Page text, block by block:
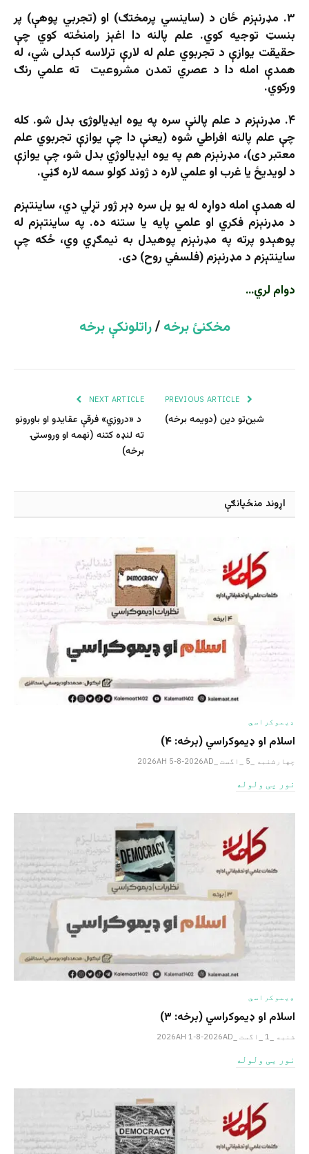
۳. مډرنېزم ځان د (ساینسي پرمختګ) او (تجربي پوهې) پر
بنسټ توجیه کوي. علم پالنه دا اغېز رامنځته کوي چې
حقیقت یوازې د تجربوي علم له لارې ترلاسه کېدلی شي، له
همدې امله دا د عصري تمدن مشروعیت ته علمي رنګ
ورکوي.
۴. مډرنېزم د علم پالنې سره په یوه ایډیالوژۍ بدل شو. کله
چې علم پالنه افراطي شوه (یعنې دا چې یوازې تجربوي علم
معتبر دی)، مډرنېزم هم په یوه ایډیالوژي بدل شو، چې یوازې
د لویدیځ یا غرب او علمي لاره د ژوند کولو سمه لاره ګڼي.
له همدې امله دواړه له یو بل سره ډېر ژور تړلي دي، ساینتېزم
د مډرنېزم فکري او علمي پایه یا ستنه ده. په ساینتېزم له
پوهېدو پرته په مډرنېزم پوهیدل به نیمګړي وي، ځکه چې
ساینتېزم د مډرنېزم (فلسفي روح) دی.
دوام لري…
مخکنئ برخه/راتلونکې برخه
شین‌تو دین (دویمه برخه)
NEXT ARTICLE
د «دروزي» فرقې عقایدو او باورونو
ته لنډه کتنه (نهمه او وروستۍ
برخه)
اړوند منځپانګې
ډیموکراسي
اسلام او ډیموکراسي (برخه: ۴)
چهارشنبه _5 _اگست _2026AH 5-8-2026AD
نور یی ولوله
ډیموکراسي
اسلام او ډیموکراسي (برخه: ۳)
شنبه _1 _اگست _2026AH 1-8-2026AD
نور یی ولوله